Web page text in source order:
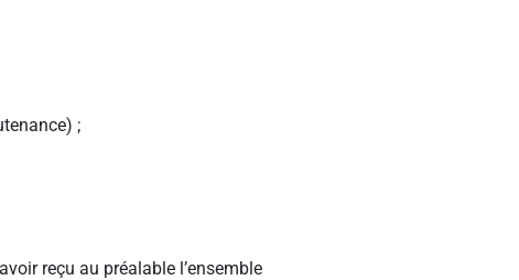
;
reçu au préalable l’ensemble